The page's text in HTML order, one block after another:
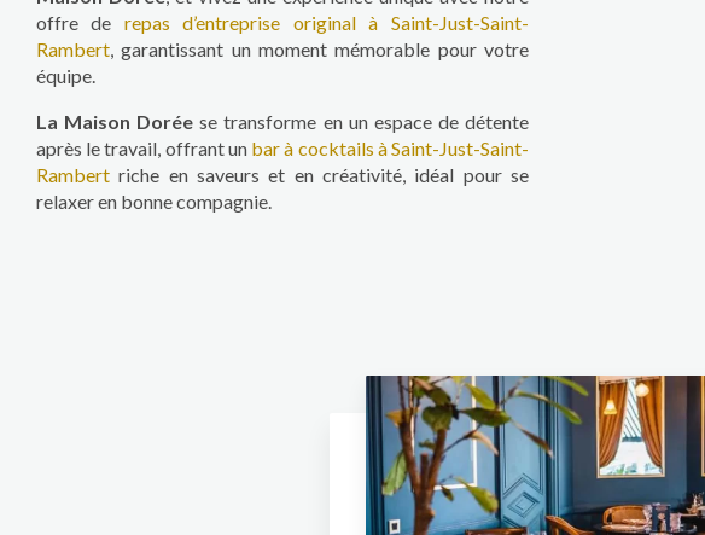
offre de repas d’entreprise original à Saint-Just-Saint-
Rambert , garantissant un moment mémorable pour votre
équipe.
La Maison Dorée se transforme en un espace de détente
après le travail, offrant un bar à cocktails à Saint-Just-Saint-
Rambert riche en saveurs et en créativité, idéal pour se
relaxer en bonne compagnie.